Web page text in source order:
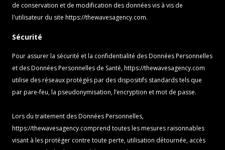
de conservation et de modification des données vis à vis de
l'utilisateur du site https://thewavesagency.com.
Sécurité
Pour assurer la sécurité et la confidentialité des Données Personnelles
et des Données Personnelles de Santé,https://thewavesagency.com
utilise des réseaux protégés par des dispositifs standards tels que
par pare-feu, la pseudonymisation, l’encryption et mot de passe.
Lors du traitement des Données Personnelles,
https://thewavesagency.comprend toutes les mesures raisonnables
visant à les protéger contre toute perte, utilisation détournée, accès